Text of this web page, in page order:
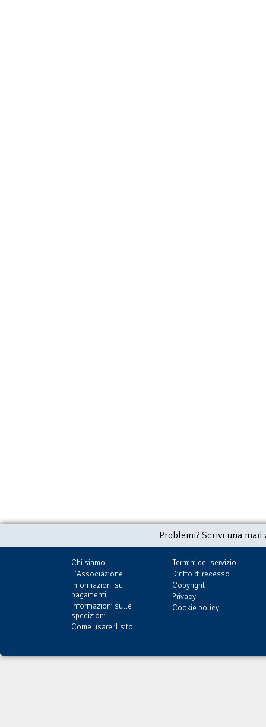
Problemi? Scrivi una
Chi siamo
L'Associazione
Informazioni sui
pagamenti
Informazioni sulle
spedizioni
Come usare il sito
Termini del servizio
Diritto di recesso
Copyright
Privacy
Cookie policy